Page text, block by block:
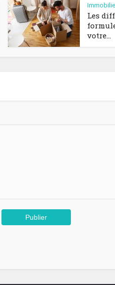
Les
votre...